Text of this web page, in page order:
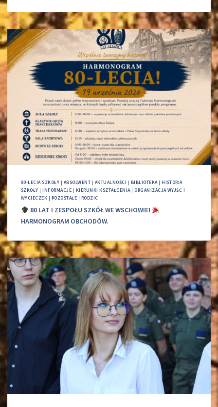
80-LECIA SZKOŁY | ABSOLWENT | AKTUALNOŚCI | BIBLIOTEKA|HISTORIA
SZKOŁY |INFORMACJE | KIERUNKI KSZTAŁCENIA|ORGANIZACJA WYJŚĆ I
WYCIECZEK | POZOSTAŁE | RODZIC
80 LAT I ZESPOŁU SZKÓŁ WE WSCHOWIE!
HARMONOGRAM OBCHODÓW.